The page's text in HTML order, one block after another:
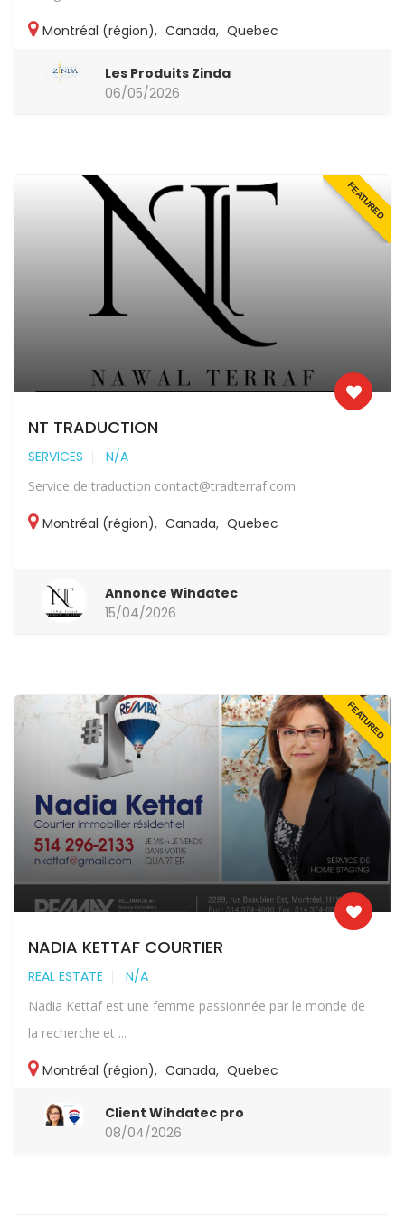
Montréal (région), Canada, Quebec
Les Produits Zinda
06/05/2026
FEATURED
NT TRADUCTION
SERVICES N/A
Service de traduction contact@tradterraf.com
Montréal (région), Canada, Quebec
Annonce Wihdatec
15/04/2026
FEATURED
NADIA KETTAF COURTIER
REAL ESTATE N/A
Nadia Kettaf est une femme passionnée par le monde de
la recherche et ...
Montréal (région), Canada, Quebec
Client Wihdatec pro
08/04/2026